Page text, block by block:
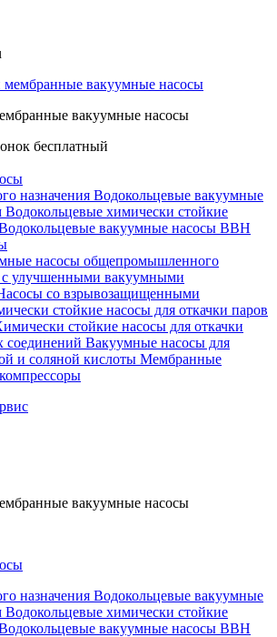
вакуумные насосы
бесплатный
назначения Водокольцевые вакуумные
Водокольцевые химически стойкие
вакуумные насосы ВВН
насосы общепромышленного
улучшенными вакуумными
со взрывозащищенными
стойкие насосы для откачки паров
стойкие насосы для откачки
соединений Вакуумные насосы для
и соляной кислоты Мембранные
вакуумные насосы
назначения Водокольцевые вакуумные
Водокольцевые химически стойкие
вакуумные насосы ВВН